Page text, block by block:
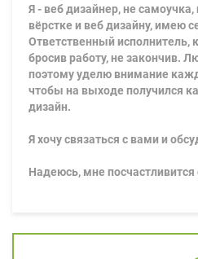
Я - веб дизайнер, не
вёрстке и веб дизайну, имею
Ответственный исполнитель,
бросив работу, не закончив.
поэтому уделю внимание
чтобы на выходе получился
дизайн.
Я хочу связаться с вами и
Надеюсь, мне посчастливится